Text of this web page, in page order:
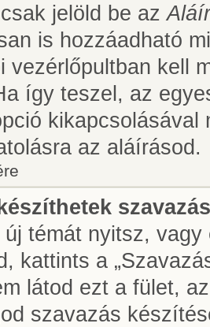
jelöld be az
is hozzáadható
vezérlőpultban kell
így teszel, az
az aláírásod.
témát nyitsz,
kattints a
látod ezt a fület,
szavazás